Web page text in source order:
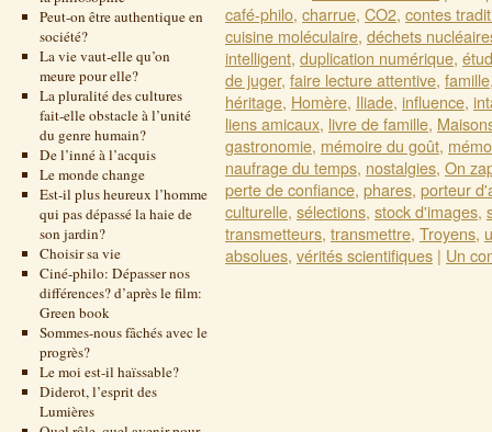
Peut-on être authentique en
société?
La vie vaut-elle qu’on
meure pour elle?
La pluralité des cultures
fait-elle obstacle à l’unité
du genre humain?
De l’inné à l’acquis
Le monde change
Est-il plus heureux l’homme
qui pas dépassé la haie de
son jardin?
Choisir sa vie
Ciné-philo: Dépasser nos
différences? d’après le film:
Green book
Sommes-nous fâchés avec le
progrès?
Le moi est-il haïssable?
Diderot, l’esprit des
Lumières
café-philo, charrue, CO2, contes
cuisine moléculaire, déchets
intelligent, duplication numérique,
de juger, faire lecture attentive, famille
héritage, Homère, Iliade, influence,
liens amicaux, livre de famille,
gastronomie, mémoire du goût,
naufrage du temps, nostalgies, On
perte de confiance, phares, porteur
culturelle, sélections, stock d'images,
transmetteurs, transmettre, Troyens,
absolues, vérités scientifiques | Un